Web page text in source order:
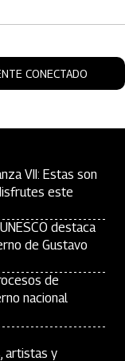
CONECTADO
VII: Estas son
este
destaca
de Gustavo
de
nacional
artistas y